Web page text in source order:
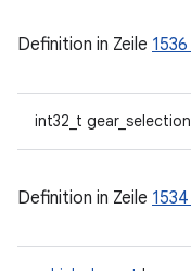
Definition in Zeile 1536
int32_t gear_selection
Definition in Zeile 1534